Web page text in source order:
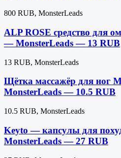
800 RUB, MonsterLeads
ALP ROSE средство для
— MonsterLeads — 13 RUB
13 RUB, MonsterLeads
Щётка массажёр для ног
MonsterLeads — 10.5 RUB
10.5 RUB, MonsterLeads
Keyto — капсулы для
MonsterLeads — 27 RUB